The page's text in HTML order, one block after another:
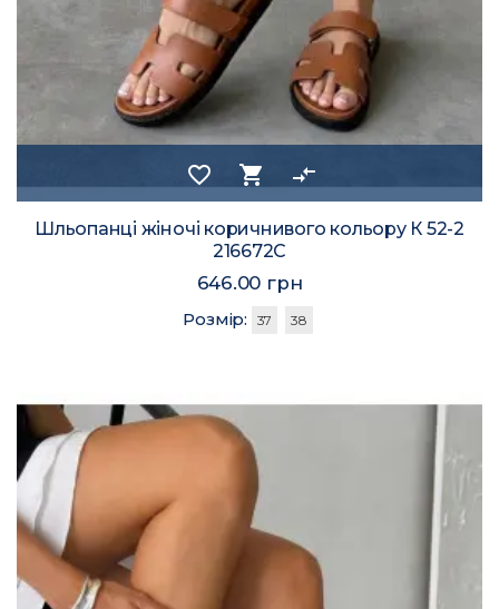
favorite_border shopping_cart compare_arrows
Шльопанці жіночі коричнивого кольору К 52-2
216672C
646.00 грн
Розмір: 37 38